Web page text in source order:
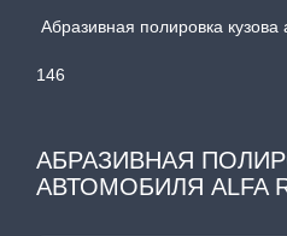
Абразивная полировка
146
АБРАЗИВНАЯ
АВТОМОБИЛЯ ALFA